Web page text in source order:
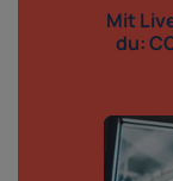
Mit
du: